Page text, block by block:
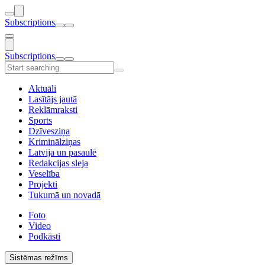
Subscriptions
Subscriptions
Aktuāli
Lasītājs jautā
Reklāmraksti
Sports
Dzīvesziņa
Kriminālziņas
Latvija un pasaulē
Redakcijas sleja
Veselība
Projekti
Tukumā un novadā
Foto
Video
Podkāsti
Sistēmas režīms